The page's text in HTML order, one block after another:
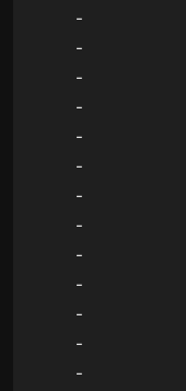
-
-
-
-
-
-
-
-
-
-
-
-
-